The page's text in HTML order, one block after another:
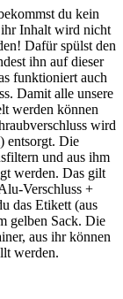
du kein
Inhalt wird nicht
Dafür spülst den
ihn auf dieser
funktioniert auch
Damit alle unsere
werden können
wird
entsorgt. Die
und aus ihm
werden. Das gilt
Verschluss +
das Etikett (aus
gelben Sack. Die
aus ihr können
werden.